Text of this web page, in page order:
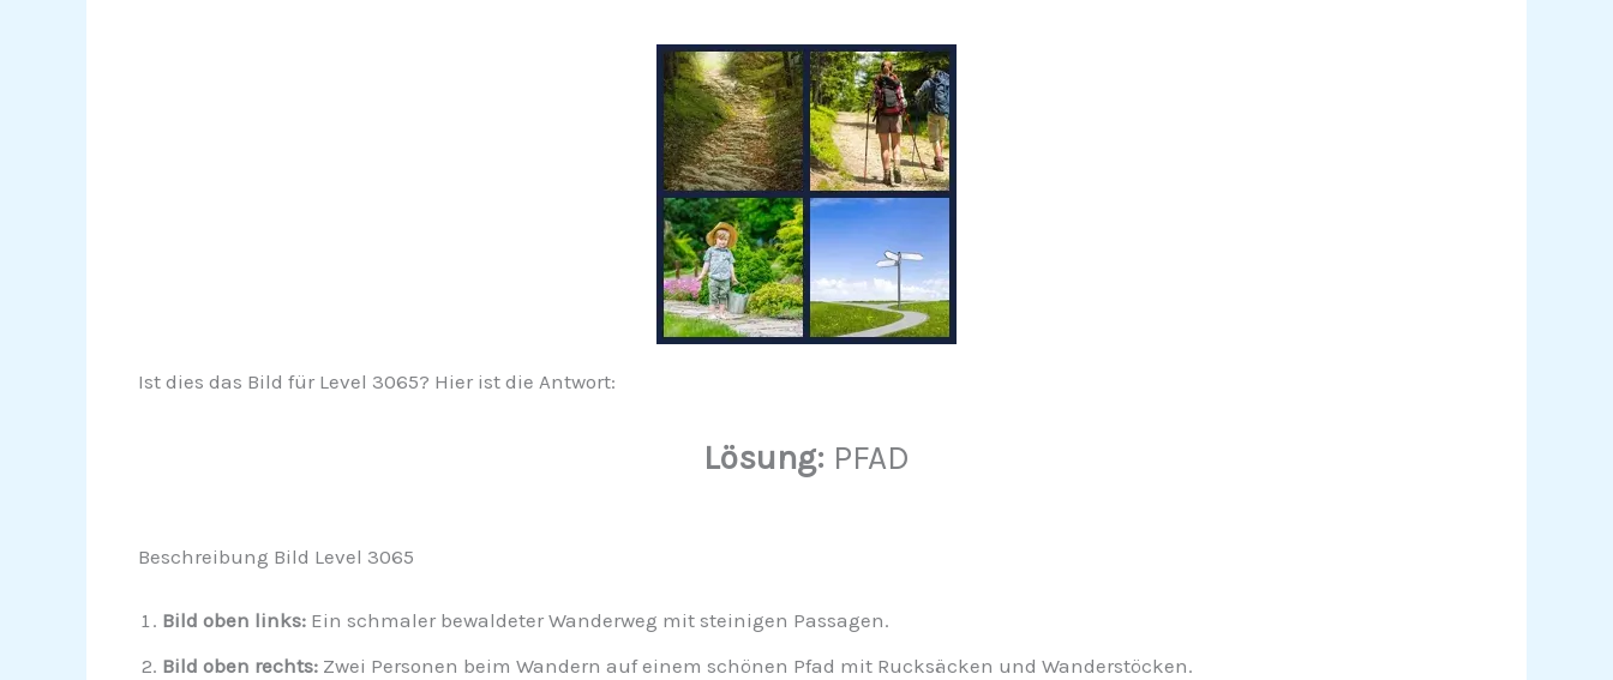
Ist dies das Bild für Level 3065? Hier ist die Antwort:
Lösung: PFAD
Beschreibung Bild Level 3065
Bild oben links:Ein schmaler bewaldeter Wanderweg mit steinigen Passagen.
Bild oben rechts:Zwei Personen beim Wandern auf einem schönen Pfad mit Rucksäcken und Wanderstöcken.